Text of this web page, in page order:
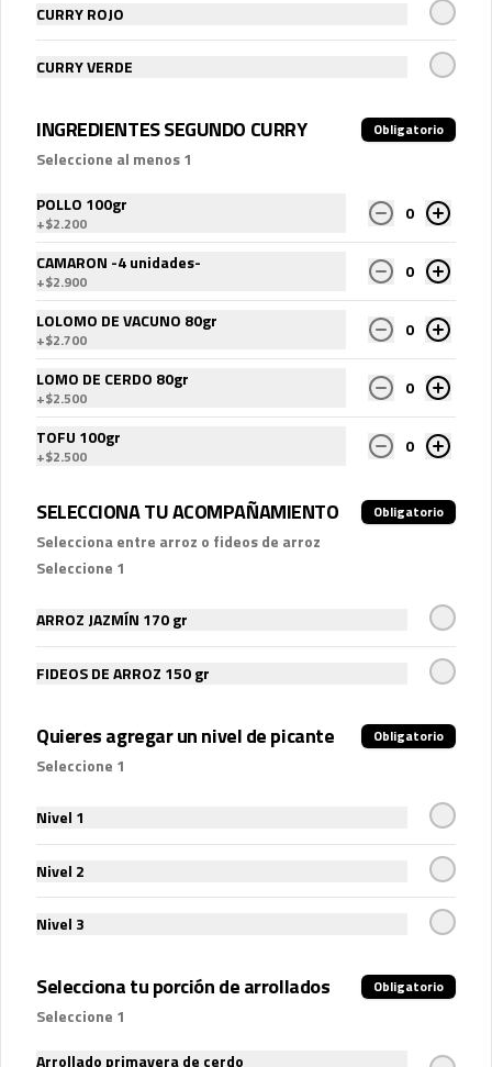
$2.700
200 grs de arroz jazmín
$2.000
Porción extra pollo
100 gramos de pollo salteado
$2.500
Porción extra tofu
100 gramos de tofu salteado
$2.500
Conócenos
Términos y condiciones
Política de privacidad
CURRY ROJO
CURRY VERDE
INGREDIENTES SEGUNDO CURRY Obligatorio
Seleccione al menos 1
POLLO 100gr
+$2.200 0
CAMARON -4 unidades-
+$2.900 0
LOLOMO DE VACUNO 80gr
+$2.700 0
LOMO DE CERDO 80gr
+$2.500 0
TOFU 100gr
+$2.500 0
SELECCIONA TU ACOMPAÑAMIENTO Obligatorio
Selecciona entre arroz o fideos de arroz
Seleccione 1
ARROZ JAZMÍN 170 gr
FIDEOS DE ARROZ 150 gr
Quieres agregar un nivel de picante Obligatorio
Seleccione 1
Nivel 1
Nivel 2
Nivel 3
Selecciona tu porción de arrollados Obligatorio
Seleccione 1
Arrollado primavera de cerdo